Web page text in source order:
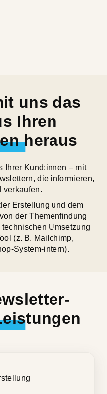
uns das
Ihren
heraus
Ihrer Kund:innen – mit
die informieren,
verkaufen.
Erstellung und dem
der Themenfindung
Umsetzung
(z. B. Mailchimp,
System-intern).